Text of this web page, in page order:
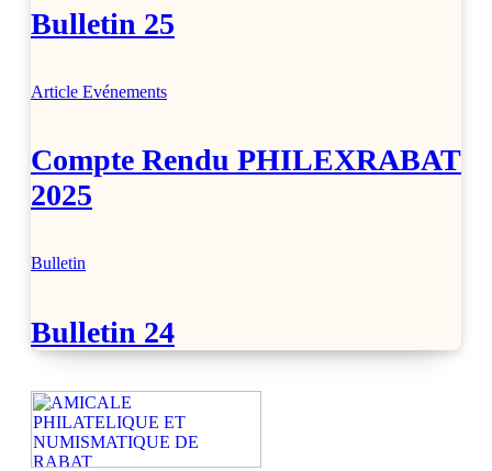
Bulletin 25
Article Evénements
Compte Rendu PHILEXRABAT
2025
Bulletin
Bulletin 24